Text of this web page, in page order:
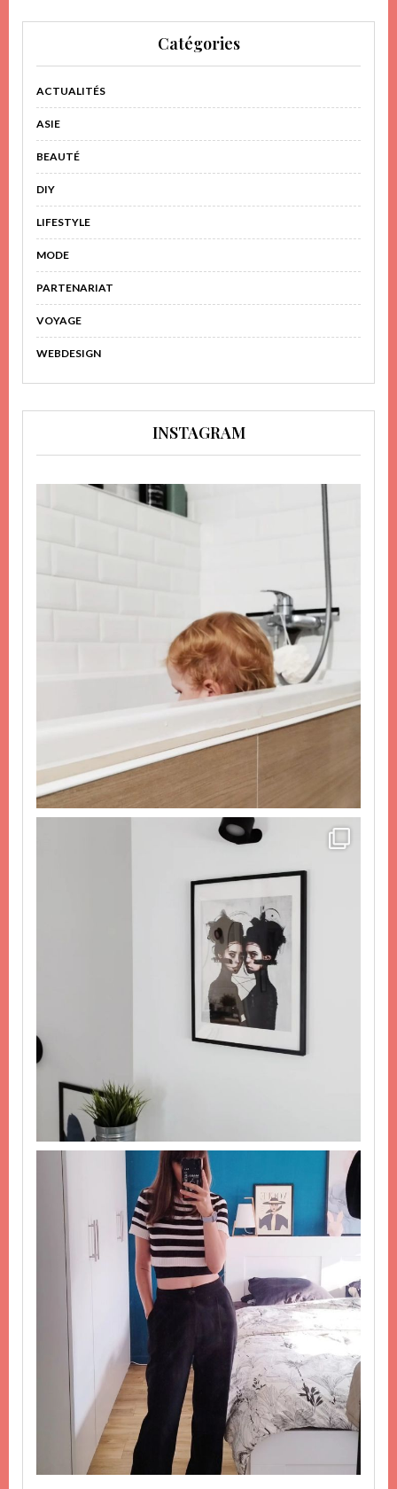
Catégories
ACTUALITÉS
ASIE
BEAUTÉ
DIY
LIFESTYLE
MODE
PARTENARIAT
VOYAGE
WEBDESIGN
INSTAGRAM